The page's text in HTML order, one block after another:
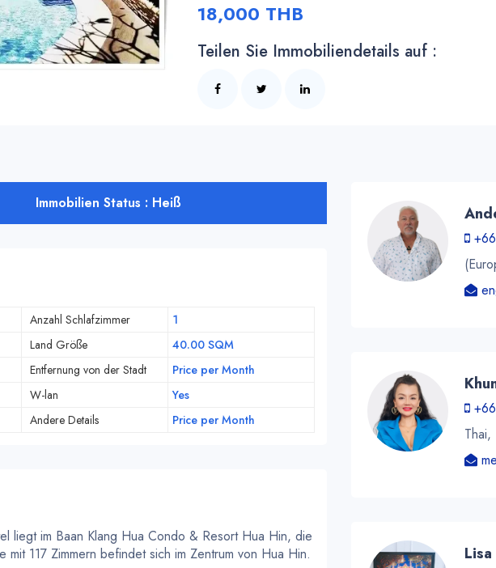
18,000 THB
Teilen Sie Immobiliendetails auf :
Immobilien Status : Heiß
Anzahl Schlafzimmer
1
Land Größe
40.00 SQM
Entfernung von der Stadt
Price per Month
W-lan
Yes
Andere Details
Price per Month
liegt im Baan Klang Hua Condo & Resort Hua Hin, die
117 Zimmern befindet sich im Zentrum von Hua Hin.
Thai,
Lisa